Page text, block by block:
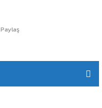
Paylaş